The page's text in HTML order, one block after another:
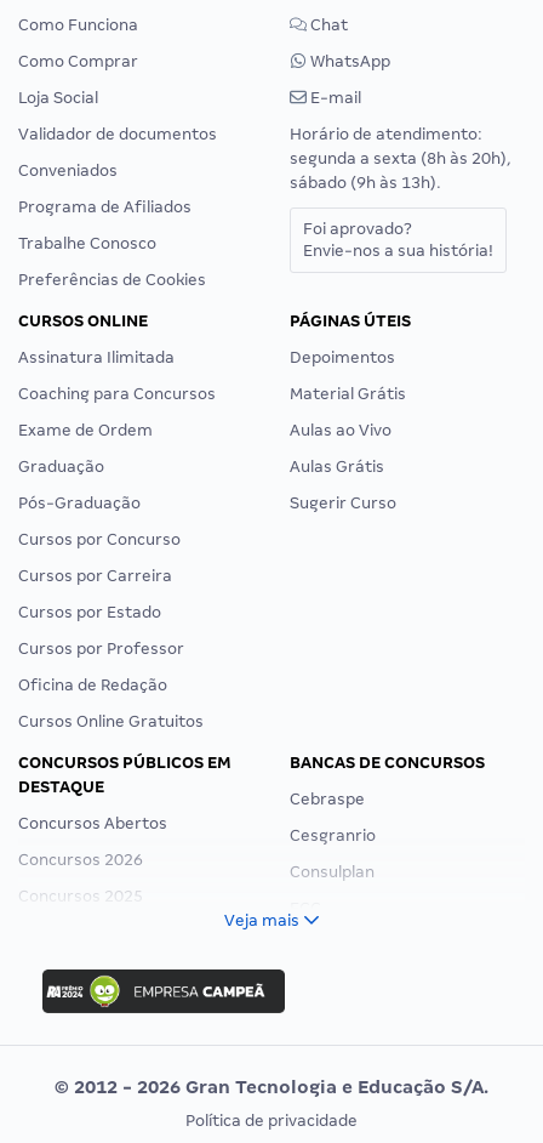
Como Funciona
Como Comprar
Loja Social
Validador de documentos
Conveniados
Programa de Afiliados
Trabalhe Conosco
Preferências de Cookies
Chat
WhatsApp
E-mail
Horário de atendimento:
segunda a sexta (8h às 20h),
sábado (9h às 13h).
Foi aprovado?
Envie-nos a sua história!
CURSOS ONLINE
Assinatura Ilimitada
Coaching para Concursos
Exame de Ordem
Graduação
Pós-Graduação
Cursos por Concurso
Cursos por Carreira
Cursos por Estado
Cursos por Professor
Oficina de Redação
Cursos Online Gratuitos
PÁGINAS ÚTEIS
Depoimentos
Material Grátis
Aulas ao Vivo
Aulas Grátis
Sugerir Curso
CONCURSOS PÚBLICOS EM
DESTAQUE
Concursos Abertos
Concursos 2026
Concursos 2025
Concurso Ibama
Concurso MPU
Editais publicados
BANCAS DE CONCURSOS
Cebraspe
Cesgranrio
Consulplan
Vunesp
CONCURSOS POR PROFISSÃO EXAME DE ORDEM
Veja mais
© 2012 - 2026 Gran Tecnologia e Educação S/A.
Política de privacidade